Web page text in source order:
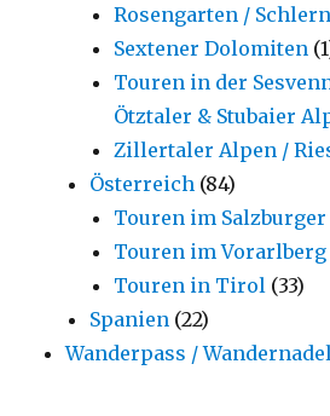
Rosengarten /
Sextener Dolomiten
Touren in der
Ötztaler & Stubaier
Zillertaler Alpen /
Österreich (84)
Touren im Salzburger
Touren im Vorarlberg
Touren in Tirol (33)
Spanien (22)
Wanderpass / Wandernadel